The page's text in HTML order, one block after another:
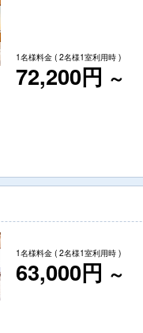
1名様料金 ( 2名様1室利用時 )
72,200円 ～
1名様料金 ( 2名様1室利用時 )
63,000円 ～